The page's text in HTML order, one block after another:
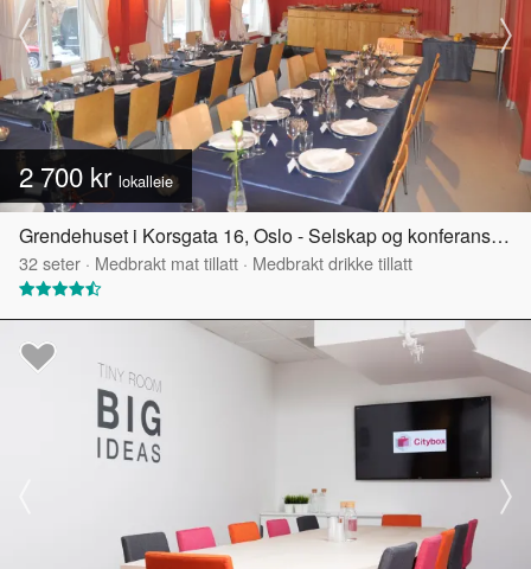
2 700 kr lokalleie
Grendehuset i Korsgata 16, Oslo - Selskap og konferanselokale
32seter · Medbrakt mat tillatt · Medbrakt drikke tillatt